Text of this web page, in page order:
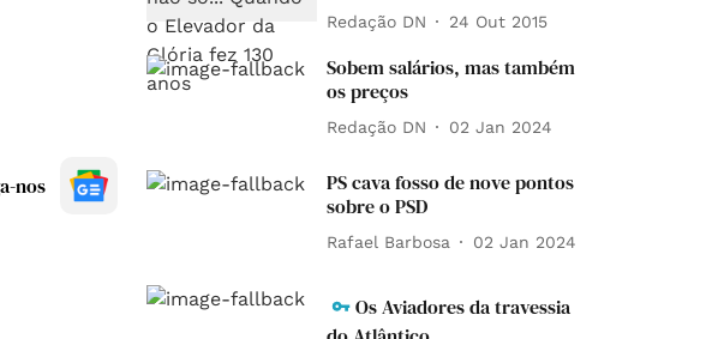
nos
Redação DN 24 Out 2015
Sobem salários, mas também
os preços
Redação DN 02 Jan 2024
PS cava fosso de nove pontos
sobre o PSD
Rafael Barbosa 02 Jan 2024
Os Aviadores da travessia